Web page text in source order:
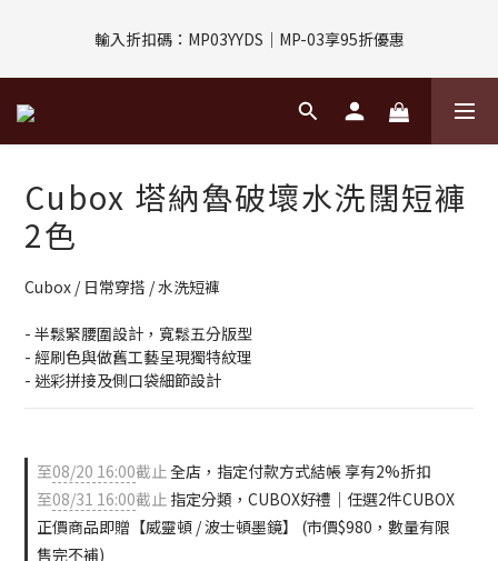
金
輸入折扣碼：MP03YYDS｜MP-03享95折優惠
指定付款方式｜即享2%回饋(信用卡、APPLE PAY、LINE PAY)
評價回饋｜訂單完成後7天內填寫5字以上評價，即可獲得$30購物
金
Cubox 塔納魯破壞水洗闊短褲
2色
Cubox / 日常穿搭 / 水洗短褲
- 半鬆緊腰圍設計，寬鬆五分版型
- 經刷色與做舊工藝呈現獨特紋理
- 迷彩拼接及側口袋細節設計
至08/20 16:00截止全店，指定付款方式結帳 享有2%折扣
至08/31 16:00截止 指定分類，CUBOX好禮｜任選2件CUBOX
正價商品即贈【威靈頓 / 波士頓墨鏡】 (市價$980，數量有限
售完不補)